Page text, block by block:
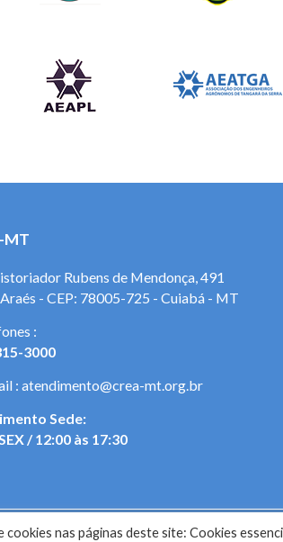
MT
Rubens de Mendonça, 491
- CEP: 78005-725 - Cuiabá - MT
:
3000
: atendimento@crea-mt.org.br
Sede:
/ 12:00 às 17:30
cookies nas páginas deste site: Cookies